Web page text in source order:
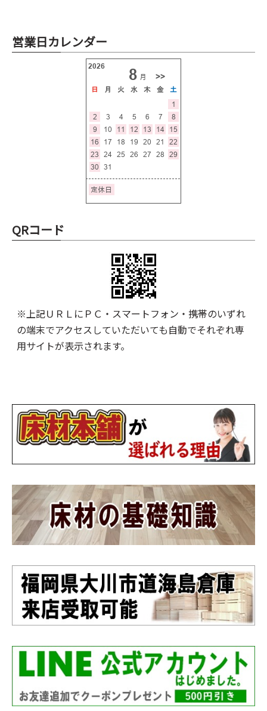
営業日カレンダー
QRコード
※上記ＵＲＬにＰＣ・スマートフォン・携帯のいずれ
の端末でアクセスしていただいても自動でそれぞれ専
用サイトが表示されます。